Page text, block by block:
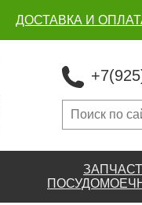
ДОСТАВКА И